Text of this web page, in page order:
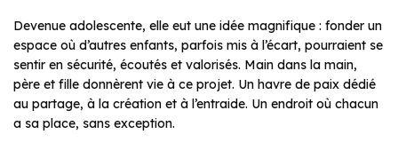
Devenue adolescente, elle eut une idée magnifique : fonder un
espace où d’autres enfants, parfois mis à l’écart, pourraient se
sentir en sécurité, écoutés et valorisés. Main dans la main,
père et fille donnèrent vie à ce projet. Un havre de paix dédié
au partage, à la création et à l’entraide. Un endroit où chacun
a sa place, sans exception.